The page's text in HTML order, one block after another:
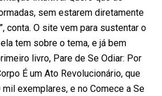
sem estarem diretamente
conta. O site vem para sustentar o
tem sobre o tema, e já bem
livro, Pare de Se Odiar: Por
É um Ato Revolucionário, que
exemplares, e no Comece a Se